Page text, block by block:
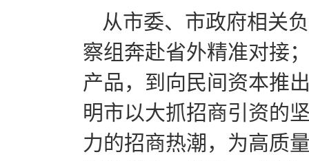
从市委、市政府相关
察组奔赴省外精准对接
产品，到向民间资本推
明市以大抓招商引资的
力的招商热潮，为高质